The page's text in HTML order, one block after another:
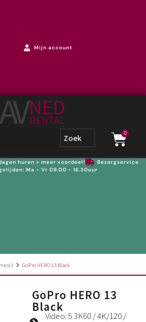
Mijn account
0
huren = meer voordeel!
Bezorgservice
Ma - Vr 09.00 - 16.30uur
GoPro HERO 13 Black
GoPro HERO 13
Black
Video: 5.3K60 / 4K/120 /